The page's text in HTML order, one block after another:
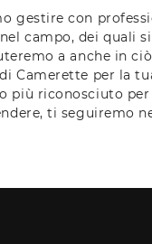
gestire con
campo, dei quali
a anche in
Camerette per la
più riconosciuto
ti seguiremo